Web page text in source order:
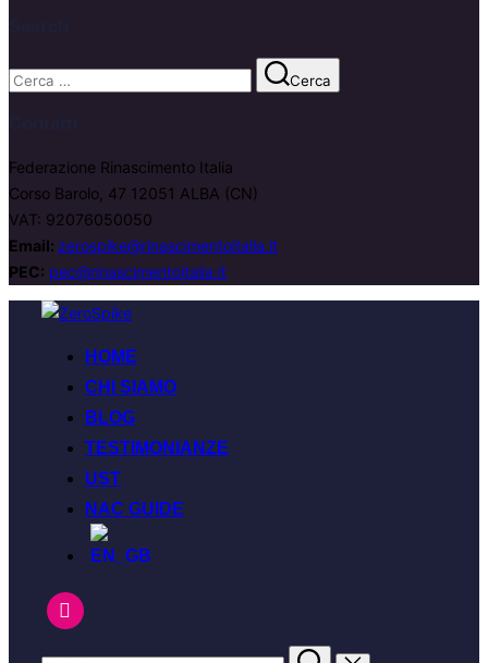
Cerca
Federazione Rinascimento Italia
Corso Barolo, 47 12051 ALBA (CN)
VAT: 92076050050
Email: zerospike@rinascimentoitalia.it
PEC: pec@rinascimentoitalia.it
HOME
CHI SIAMO
BLOG
TESTIMONIANZE
UST
NAC GUIDE